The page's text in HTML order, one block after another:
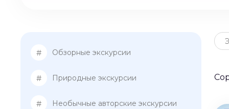
# Обзорные экскурсии
# Природные экскурсии
# Необычные авторские экскурсии